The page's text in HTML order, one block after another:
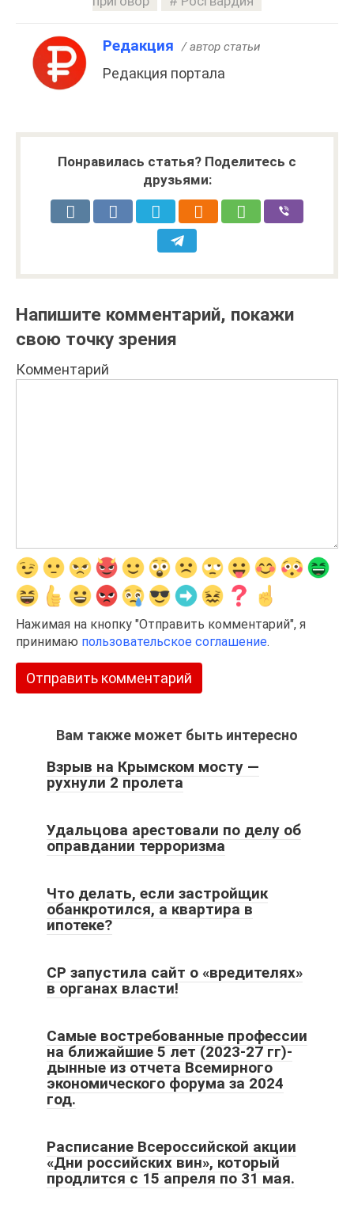
Редакция / автор статьи
Редакция портала
Понравилась статья? Поделитесь с
друзьями:
Напишите комментарий, покажи
свою точку зрения
Комментарий
Нажимая на кнопку "Отправить комментарий", я
принимаю пользовательское соглашение.
Вам также может быть интересно
Взрыв на Крымском мосту —
рухнули 2 пролета
Удальцова арестовали по делу об
оправдании терроризма
Что делать, если застройщик
обанкротился, а квартира в
ипотеке?
СР запустила сайт о «вредителях»
в органах власти!
Самые востребованные профессии
на ближайшие 5 лет (2023-27 гг)-
дынные из отчета Всемирного
экономического форума за 2024
год.
Расписание Всероссийской акции
«Дни российских вин», который
продлится с 15 апреля по 31 мая.